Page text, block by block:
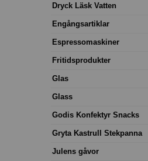
Dryck Läsk Vatten
Engångsartiklar
Espressomaskiner
Fritidsprodukter
Glas
Glass
Godis Konfektyr Snacks
Gryta Kastrull Stekpanna
Julens gåvor